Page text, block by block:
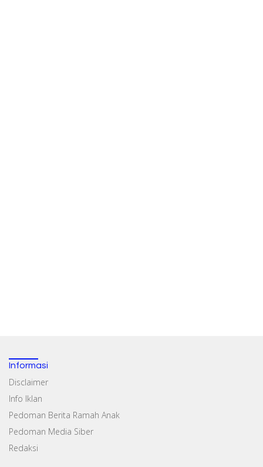
Informasi
Disclaimer
Info Iklan
Pedoman Berita Ramah Anak
Pedoman Media Siber
Redaksi